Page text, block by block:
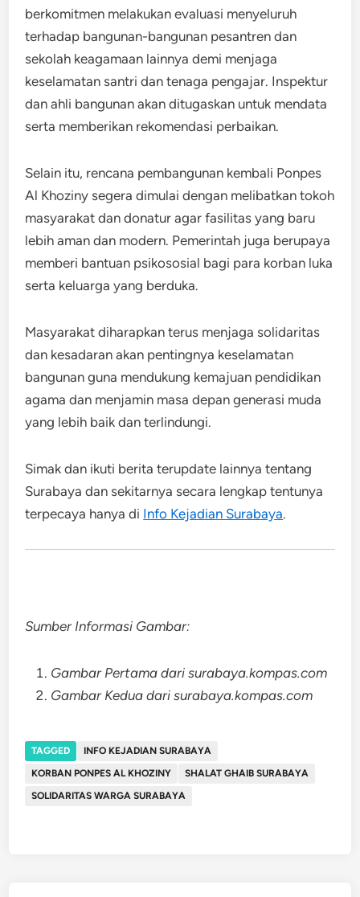
berkomitmen melakukan evaluasi menyeluruh
terhadap bangunan-bangunan pesantren dan
sekolah keagamaan lainnya demi menjaga
keselamatan santri dan tenaga pengajar. Inspektur
dan ahli bangunan akan ditugaskan untuk mendata
serta memberikan rekomendasi perbaikan.
Selain itu, rencana pembangunan kembali Ponpes
Al Khoziny segera dimulai dengan melibatkan tokoh
masyarakat dan donatur agar fasilitas yang baru
lebih aman dan modern. Pemerintah juga berupaya
memberi bantuan psikososial bagi para korban luka
serta keluarga yang berduka.
Masyarakat diharapkan terus menjaga solidaritas
dan kesadaran akan pentingnya keselamatan
bangunan guna mendukung kemajuan pendidikan
agama dan menjamin masa depan generasi muda
yang lebih baik dan terlindungi.
Simak dan ikuti berita terupdate lainnya tentang
Surabaya dan sekitarnya secara lengkap tentunya
terpecaya hanya di Info Kejadian Surabaya.
Sumber Informasi Gambar:
Gambar Pertama dari surabaya.kompas.com
Gambar Kedua dari surabaya.kompas.com
TAGGED
INFO KEJADIAN SURABAYA
KORBAN PONPES AL KHOZINY
SHALAT GHAIB SURABAYA
SOLIDARITAS WARGA SURABAYA